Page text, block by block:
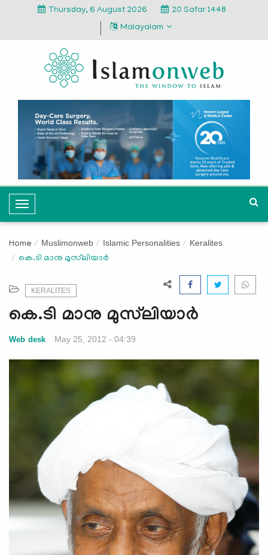
Thursday, 6 August 2026
20 Safar 1448
Malayalam
T
o
g
l
a
v
i
a
t
Home Muslimonweb Islamic Personalities Keralites
കെ.ടി മാനു മുസ്‌ലിയാര്‍
KERALITES
കെ.ടി മാനു മുസ്‌ലിയാര്‍
Web desk May 25, 2012 - 04:39